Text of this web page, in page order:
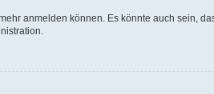
anmelden können. Es könnte auch sein,